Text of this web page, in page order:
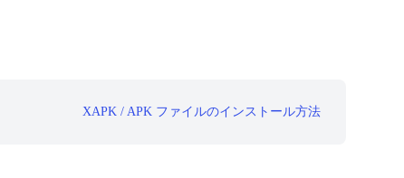
XAPK / APK ファイルのインストール方法